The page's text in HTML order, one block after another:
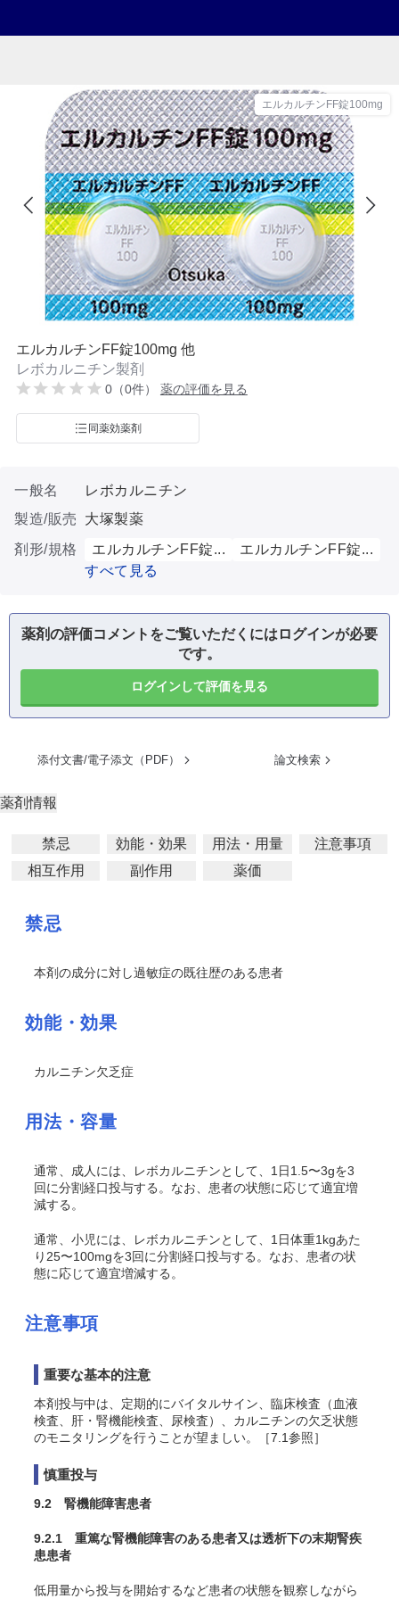
エルカルチンFF錠100mg
エルカルチンFF錠100mg 他
レボカルニチン製剤
0（0件） 薬の評価を見る
同薬効薬剤
一般名
レボカルニチン
製造/販売
大塚製薬
剤形/規格
エルカルチンFF錠...
エルカルチンFF錠...
すべて見る
薬剤の評価コメントをご覧いただくにはログインが必要
です。
ログインして評価を見る
添付文書/電子添文（PDF） 論文検索
薬剤情報
禁忌 効能・効果 用法・用量
注意事項
相互作用
副作用 薬価
禁忌
本剤の成分に対し過敏症の既往歴のある患者
効能・効果
カルニチン欠乏症
用法・容量
通常、成人には、レボカルニチンとして、1日1.5〜3gを3
回に分割経口投与する。なお、患者の状態に応じて適宜増
減する。
通常、小児には、レボカルニチンとして、1日体重1kgあた
り25〜100mgを3回に分割経口投与する。なお、患者の状
態に応じて適宜増減する。
注意事項
重要な基本的注意
本剤投与中は、定期的にバイタルサイン、臨床検査（血液
検査、肝・腎機能検査、尿検査）、カルニチンの欠乏状態
のモニタリングを行うことが望ましい。［7.1参照］
慎重投与
9.2 腎機能障害患者
9.2.1 重篤な腎機能障害のある患者又は透析下の末期腎疾
患患者
低用量から投与を開始するなど患者の状態を観察しながら